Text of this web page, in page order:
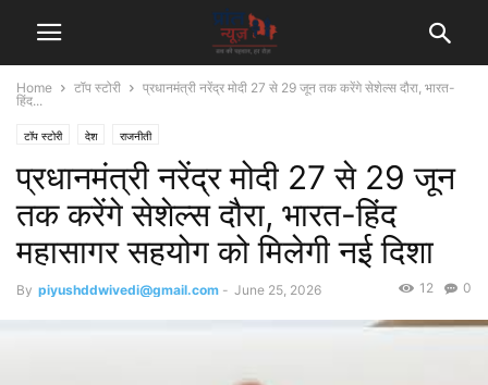
Home टॉप स्टोरी
प्रधानमंत्री नरेंद्र मोदी 27 से 29 जून तक करेंगे सेशेल्स दौरा, भारत-
हिंद...
टॉप स्टोरी देश राजनीती
प्रधानमंत्री नरेंद्र मोदी 27 से 29 जून
तक करेंगे सेशेल्स दौरा, भारत-हिंद
महासागर सहयोग को मिलेगी नई दिशा
By piyushddwivedi@gmail.com - June 25, 2026 0
12